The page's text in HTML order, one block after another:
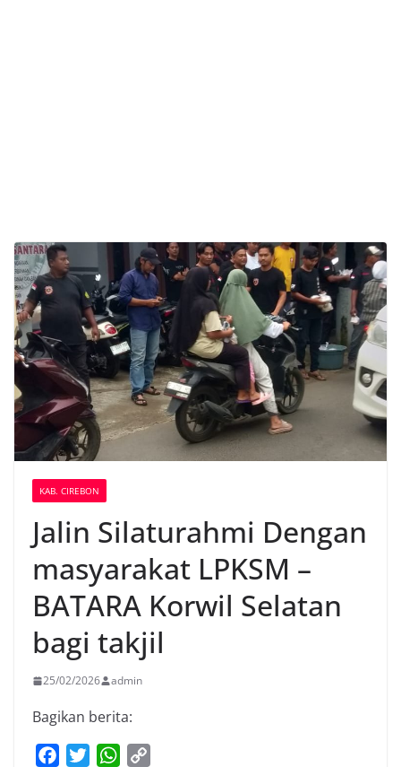
KAB. CIREBON
Jalin Silaturahmi Dengan
masyarakat LPKSM –
BATARA Korwil Selatan
bagi takjil
25/02/2026 admin
Bagikan berita:
W